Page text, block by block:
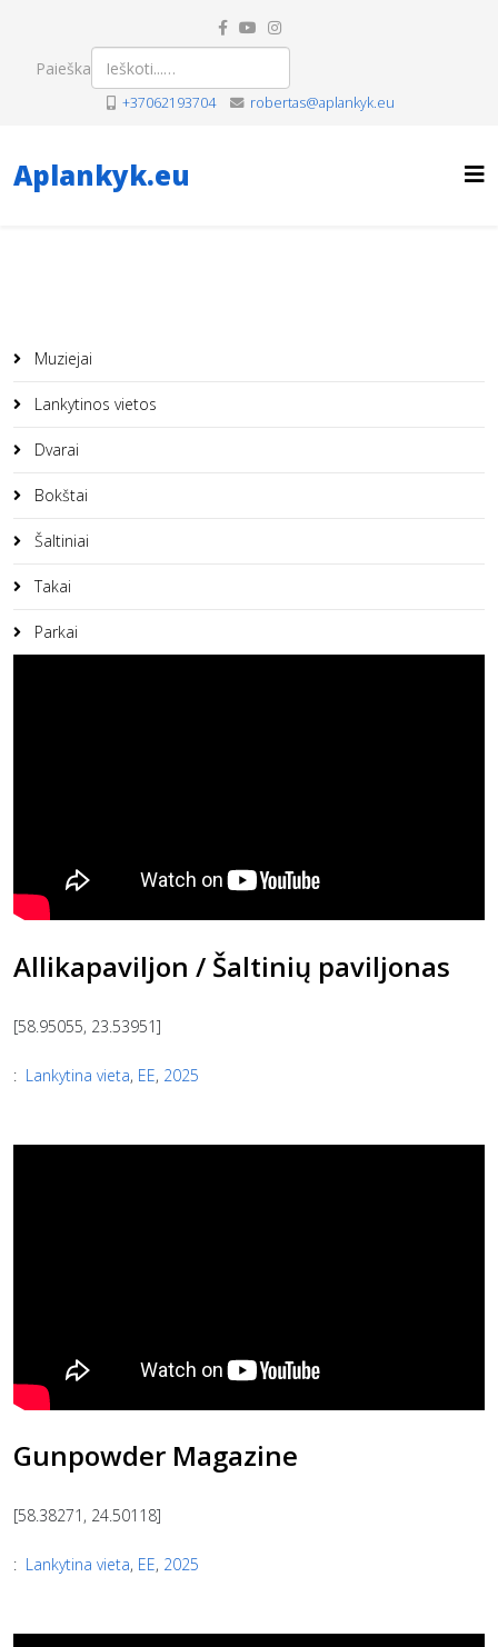
Paieška
+37062193704 robertas@aplankyk.eu
Aplankyk.eu
Muziejai
Lankytinos vietos
Dvarai
Bokštai
Šaltiniai
Takai
Parkai
Allikapaviljon / Šaltinių paviljonas
[58.95055, 23.53951]
: Lankytina vieta, EE, 2025
Gunpowder Magazine
[58.38271, 24.50118]
: Lankytina vieta, EE, 2025